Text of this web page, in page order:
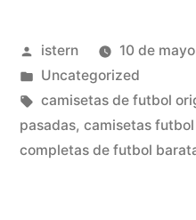
de
españa
para
niños»
Publicado
por
istern
10 de
Publicado
en
Uncategorized
Etiquetas:
camisetas de futbol
pasadas, camisetas
completas de futbol